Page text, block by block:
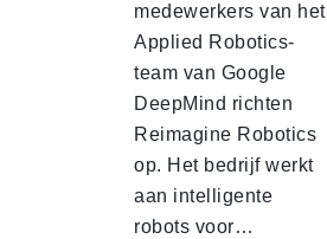
medewerkers van het
Applied Robotics-
team van Google
DeepMind richten
Reimagine Robotics
op. Het bedrijf werkt
aan intelligente
robots voor…